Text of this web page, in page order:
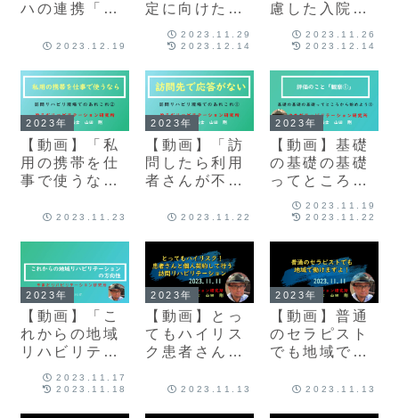
ハの連携「少
もがっつり看
携できる」
2023.12.19
定に向けた訪
ションからの
ションの考え
方
2023.11.29
2023.12.14
慮した入院リ
ョン1と２
2023.11.26
2023.12.14
2023年
【動画】「私
用の携帯を仕
事で使うな
ビリの現場で
2023.11.23
2023年
【動画】「訪
問したら利用
者さんが不在
する？」訪問
場でのあれこ
れ①
2023.11.22
2023年
【動画】基礎
の基礎の基礎
ってところか
ら始めよう①
～③「評価と
2023.11.19
2023.11.22
2023年
【動画】「こ
れからの地域
リハビリテー
性」
2023.11.17
2023.11.18
2023年
【動画】とっ
てもハイリス
ク患者さんと
行う訪問リハ
2023.11.13
2023年
【動画】普通
のセラピスト
でも地域で働
2023.11.13